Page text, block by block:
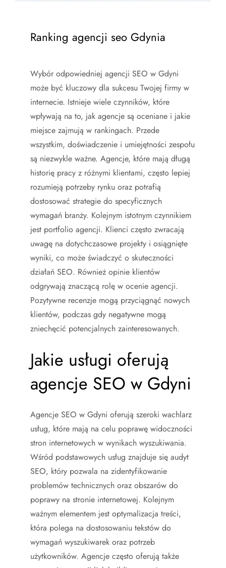
Ranking agencji seo Gdynia
Wybór odpowiedniej agencji SEO w Gdyni
może być kluczowy dla sukcesu Twojej firmy w
internecie. Istnieje wiele czynników, które
wpływają na to, jak agencje są oceniane i jakie
miejsce zajmują w rankingach. Przede
wszystkim, doświadczenie i umiejętności zespołu
są niezwykle ważne. Agencje, które mają długą
historię pracy z różnymi klientami, często lepiej
rozumieją potrzeby rynku oraz potrafią
dostosować strategie do specyficznych
wymagań branży. Kolejnym istotnym czynnikiem
jest portfolio agencji. Klienci często zwracają
uwagę na dotychczasowe projekty i osiągnięte
wyniki, co może świadczyć o skuteczności
działań SEO. Również opinie klientów
odgrywają znaczącą rolę w ocenie agencji.
Pozytywne recenzje mogą przyciągnąć nowych
klientów, podczas gdy negatywne mogą
zniechęcić potencjalnych zainteresowanych.
Jakie usługi oferują
agencje SEO w Gdyni
Agencje SEO w Gdyni oferują szeroki wachlarz
usług, które mają na celu poprawę widoczności
stron internetowych w wynikach wyszukiwania.
Wśród podstawowych usług znajduje się audyt
SEO, który pozwala na zidentyfikowanie
problemów technicznych oraz obszarów do
poprawy na stronie internetowej. Kolejnym
ważnym elementem jest optymalizacja treści,
która polega na dostosowaniu tekstów do
wymagań wyszukiwarek oraz potrzeb
użytkowników. Agencje często oferują także